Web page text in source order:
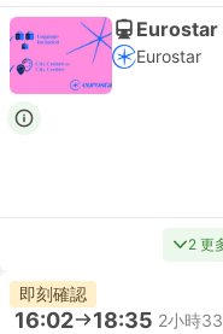
Eurostar
Eurostar
2 更
即刻確認
16:02 18:35 2小時